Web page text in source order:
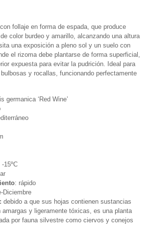
follaje en forma de espada, que produce
color burdeo y amarillo, alcanzando una altura
una exposición a pleno sol y un suelo con
el rizoma debe plantarse de forma superficial,
expuesta para evitar la pudrición. Ideal para
y rocallas, funcionando perfectamente
germanica ‘Red Wine’
-15ºC
: rápido
Diciembre
debido a que sus hojas contienen sustancias
y ligeramente tóxicas, es una planta
por fauna silvestre como ciervos y conejos